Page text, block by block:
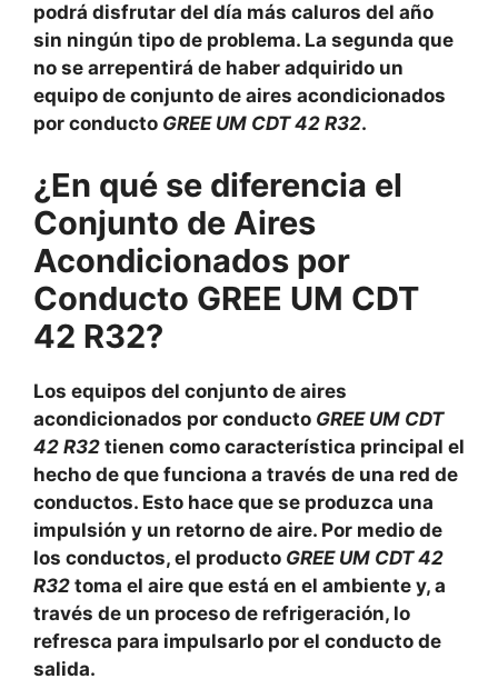
podrá disfrutar del día más caluros del año
sin ningún tipo de problema. La segunda que
no se arrepentirá de haber adquirido un
equipo de conjunto de aires acondicionados
por conducto GREE UM CDT 42 R32.
¿En qué se diferencia el
Conjunto de Aires
Acondicionados por
Conducto GREE UM CDT
42 R32?
Los equipos del conjunto de aires
acondicionados por conducto GREE UM CDT
42 R32 tienen como característica principal el
hecho de que funciona a través de una red de
conductos. Esto hace que se produzca una
impulsión y un retorno de aire. Por medio de
los conductos, el producto GREE UM CDT 42
R32 toma el aire que está en el ambiente y, a
través de un proceso de refrigeración, lo
refresca para impulsarlo por el conducto de
salida.